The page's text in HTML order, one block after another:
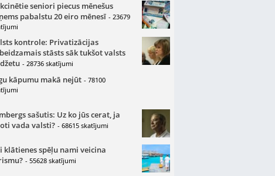
seniori piecus mēnešus
pabalstu 20 eiro mēnesī - 23679
kontrole: Privatizācijas
stāsts sāk tukšot valsts
- 28736 skatījumi
kāpumu makā nejūt - 78100
sašutis: Uz ko jūs cerat, ja
vada valsti? - 68615 skatījumi
klātienes spēļu nami veicina
- 55628 skatījumi